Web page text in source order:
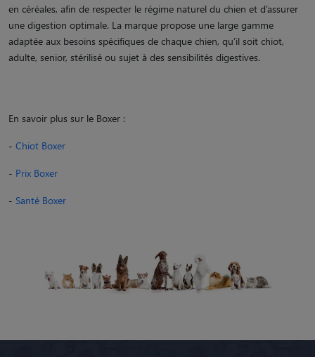
en céréales, afin de respecter le régime naturel du chien et d’assurer
une digestion optimale. La marque propose une large gamme
adaptée aux besoins spécifiques de chaque chien, qu’il soit chiot,
adulte, senior, stérilisé ou sujet à des sensibilités digestives.
En savoir plus sur le Boxer :
- Chiot Boxer
- Prix Boxer
- Santé Boxer